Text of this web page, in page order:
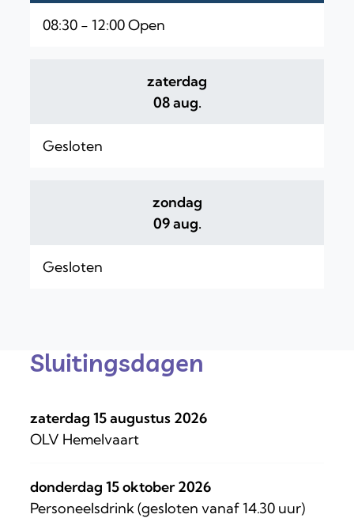
08:30 - 12:00Open
zaterdag
08 aug.
Gesloten
zondag
09 aug.
Gesloten
Sluitingsdagen
zaterdag 15 augustus 2026
OLV Hemelvaart
donderdag 15 oktober 2026
Personeelsdrink (gesloten vanaf 14.30 uur)